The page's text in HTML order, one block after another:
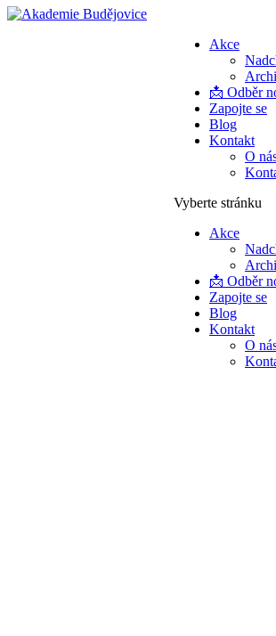
Akce
📩 Odběr
Zapojte se
Blog
Kontakt
O
Vyberte stránku
Akce
📩 Odběr
Zapojte se
Blog
Kontakt
O